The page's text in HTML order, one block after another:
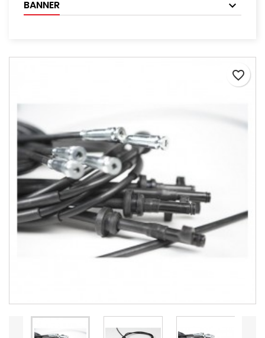
BANNER
favorite_border